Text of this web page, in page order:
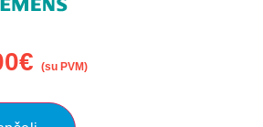
€ (su PVM)